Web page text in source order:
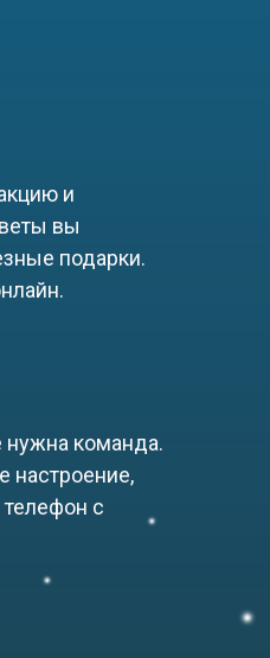
и
вы
подарки.
нужна команда.
настроение,
с